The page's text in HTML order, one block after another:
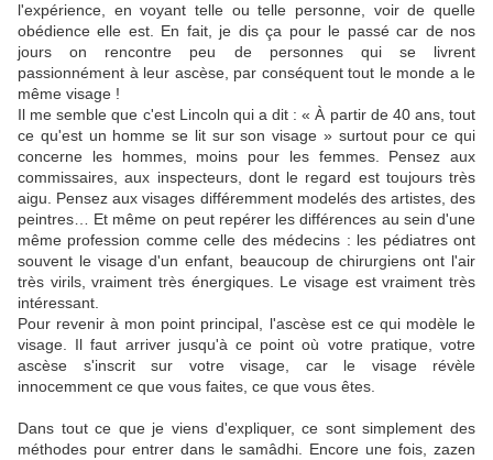
l'expérience, en voyant telle ou telle personne, voir de quelle
obédience elle est. En fait, je dis ça pour le passé car de nos
jours on rencontre peu de personnes qui se livrent
passionnément à leur ascèse, par conséquent tout le monde a le
même visage !
Il me semble que c'est Lincoln qui a dit : « À partir de 40 ans, tout
ce qu'est un homme se lit sur son visage » surtout pour ce qui
concerne les hommes, moins pour les femmes. Pensez aux
commissaires, aux inspecteurs, dont le regard est toujours très
aigu. Pensez aux visages différemment modelés des artistes, des
peintres… Et même on peut repérer les différences au sein d'une
même profession comme celle des médecins : les pédiatres ont
souvent le visage d'un enfant, beaucoup de chirurgiens ont l'air
très virils, vraiment très énergiques. Le visage est vraiment très
intéressant.
Pour revenir à mon point principal, l'ascèse est ce qui modèle le
visage. Il faut arriver jusqu'à ce point où votre pratique, votre
ascèse s'inscrit sur votre visage, car le visage révèle
innocemment ce que vous faites, ce que vous êtes.
Dans tout ce que je viens d'expliquer, ce sont simplement des
méthodes pour entrer dans le samâdhi. Encore une fois, zazen